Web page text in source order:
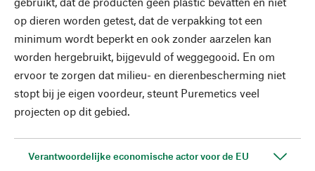
op dieren worden getest, dat de verpakking tot een
minimum wordt beperkt en ook zonder aarzelen kan
worden hergebruikt, bijgevuld of weggegooid. En om
ervoor te zorgen dat milieu- en dierenbescherming niet
stopt bij je eigen voordeur, steunt Puremetics veel
projecten op dit gebied.
Verantwoordelijke economische actor voor de EU